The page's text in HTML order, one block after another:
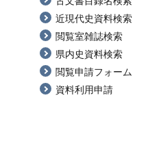
近現代史資料検索
閲覧室雑誌検索
県内史資料検索
閲覧申請フォーム
資料利用申請